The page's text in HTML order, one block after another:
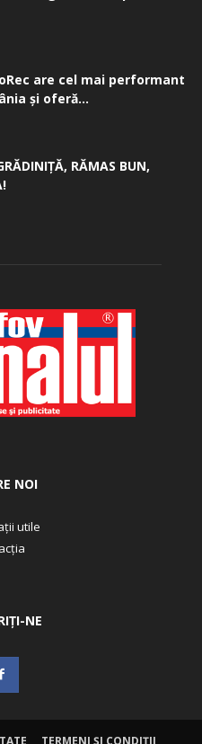
are cel mai performant
și oferă...
­RĂMAS BUN,
NOI
utile
NE
TERMENI ȘI CONDIȚII